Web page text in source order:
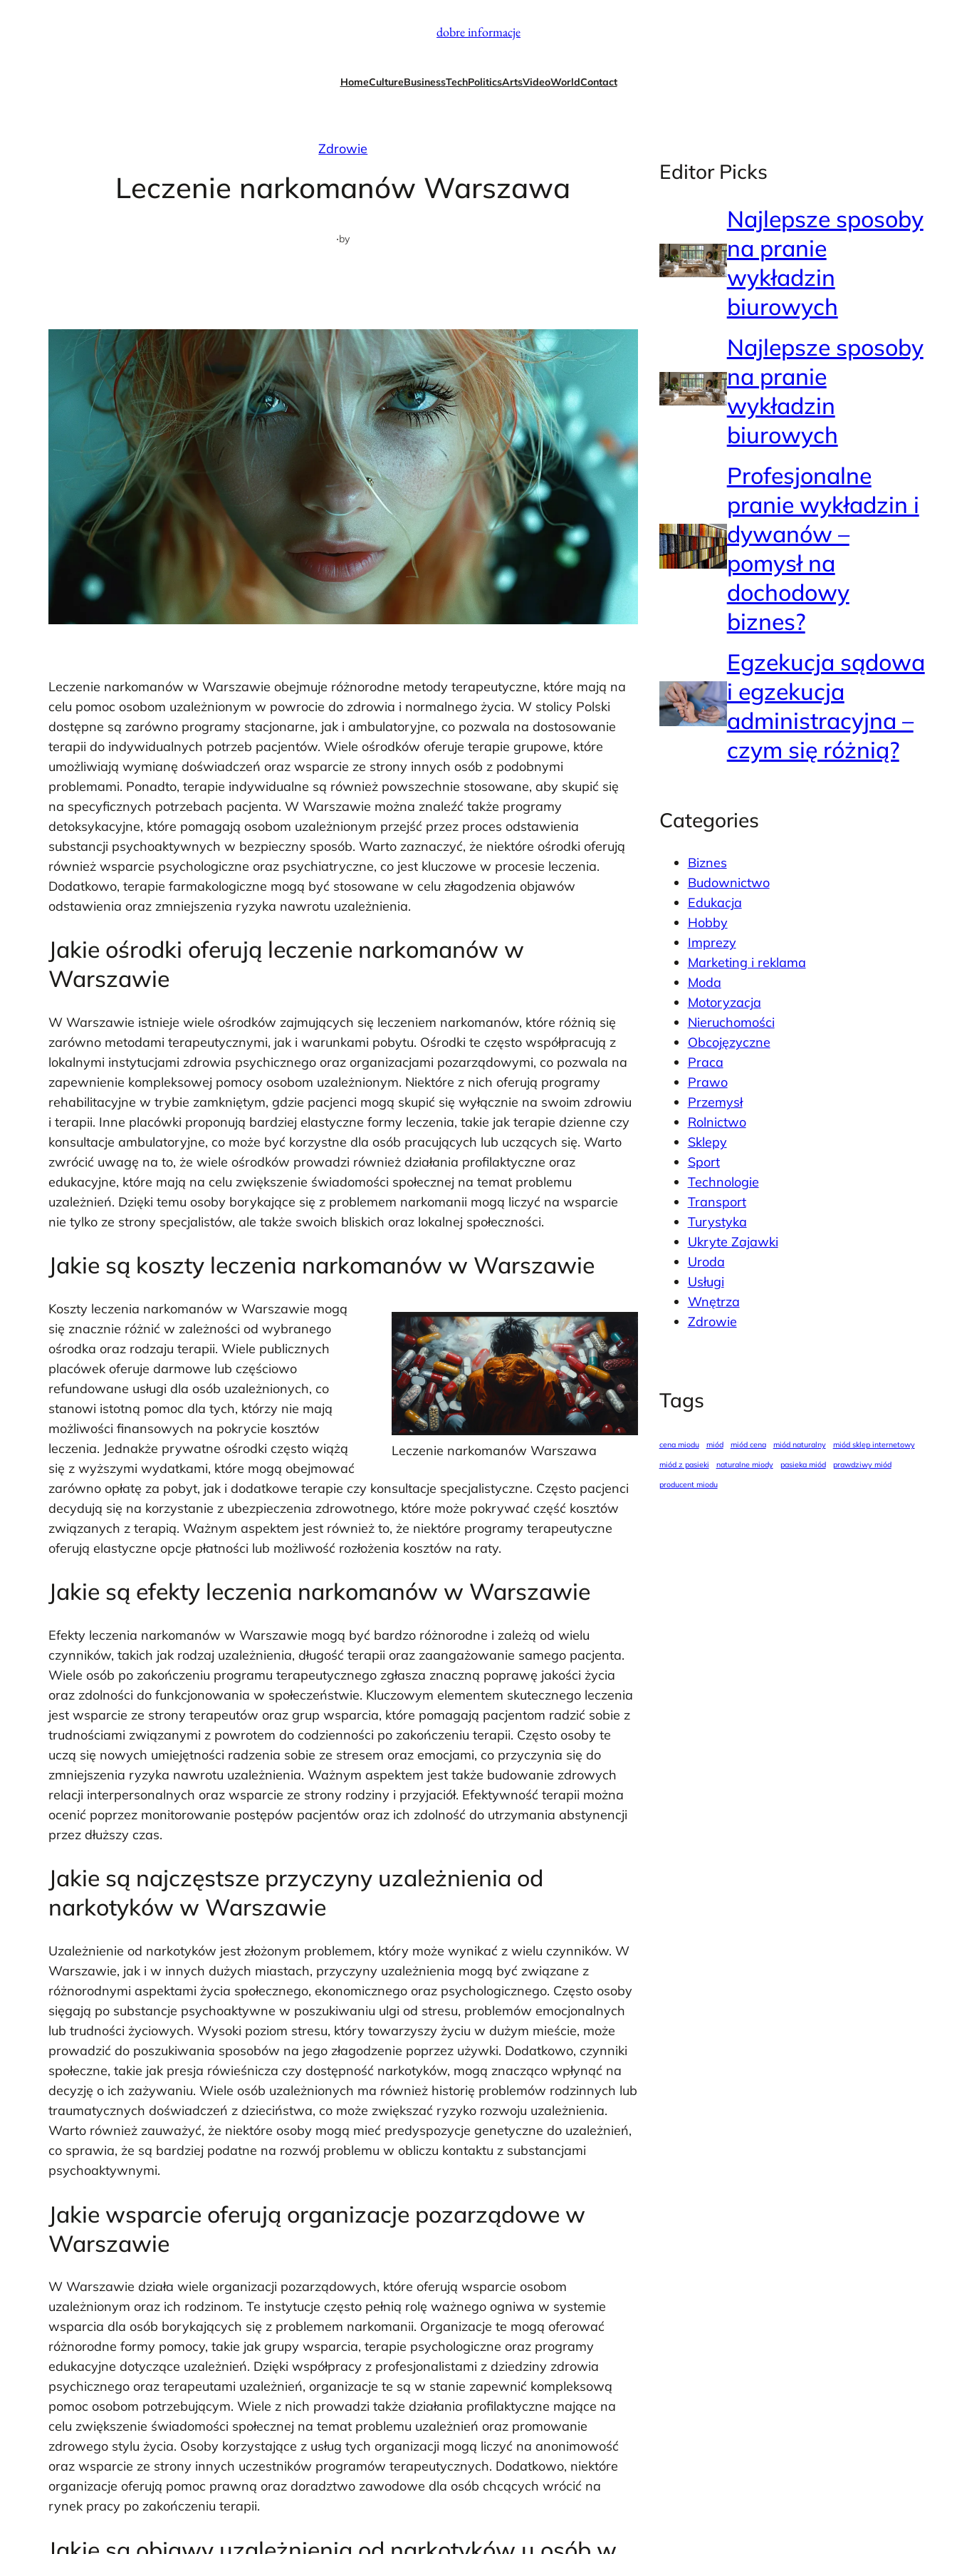
dobre informacje
HomeCultureBusinessTechPoliticsArtsVideoWorldContact
Zdrowie
Leczenie narkomanów Warszawa
·by
Leczenie narkomanów w Warszawie obejmuje różnorodne metody terapeutyczne, które mają na
celu pomoc osobom uzależnionym w powrocie do zdrowia i normalnego życia. W stolicy Polski
dostępne są zarówno programy stacjonarne, jak i ambulatoryjne, co pozwala na dostosowanie
terapii do indywidualnych potrzeb pacjentów. Wiele ośrodków oferuje terapie grupowe, które
umożliwiają wymianę doświadczeń oraz wsparcie ze strony innych osób z podobnymi
problemami. Ponadto, terapie indywidualne są również powszechnie stosowane, aby skupić się
na specyficznych potrzebach pacjenta. W Warszawie można znaleźć także programy
detoksykacyjne, które pomagają osobom uzależnionym przejść przez proces odstawienia
substancji psychoaktywnych w bezpieczny sposób. Warto zaznaczyć, że niektóre ośrodki oferują
również wsparcie psychologiczne oraz psychiatryczne, co jest kluczowe w procesie leczenia.
Dodatkowo, terapie farmakologiczne mogą być stosowane w celu złagodzenia objawów
odstawienia oraz zmniejszenia ryzyka nawrotu uzależnienia.
Jakie ośrodki oferują leczenie narkomanów w
Warszawie
W Warszawie istnieje wiele ośrodków zajmujących się leczeniem narkomanów, które różnią się
zarówno metodami terapeutycznymi, jak i warunkami pobytu. Ośrodki te często współpracują z
lokalnymi instytucjami zdrowia psychicznego oraz organizacjami pozarządowymi, co pozwala na
zapewnienie kompleksowej pomocy osobom uzależnionym. Niektóre z nich oferują programy
rehabilitacyjne w trybie zamkniętym, gdzie pacjenci mogą skupić się wyłącznie na swoim zdrowiu
i terapii. Inne placówki proponują bardziej elastyczne formy leczenia, takie jak terapie dzienne czy
konsultacje ambulatoryjne, co może być korzystne dla osób pracujących lub uczących się. Warto
zwrócić uwagę na to, że wiele ośrodków prowadzi również działania profilaktyczne oraz
edukacyjne, które mają na celu zwiększenie świadomości społecznej na temat problemu
uzależnień. Dzięki temu osoby borykające się z problemem narkomanii mogą liczyć na wsparcie
nie tylko ze strony specjalistów, ale także swoich bliskich oraz lokalnej społeczności.
Jakie są koszty leczenia narkomanów w Warszawie
Leczenie narkomanów Warszawa
Koszty leczenia narkomanów w Warszawie mogą
się znacznie różnić w zależności od wybranego
ośrodka oraz rodzaju terapii. Wiele publicznych
placówek oferuje darmowe lub częściowo
refundowane usługi dla osób uzależnionych, co
stanowi istotną pomoc dla tych, którzy nie mają
możliwości finansowych na pokrycie kosztów
leczenia. Jednakże prywatne ośrodki często wiążą
się z wyższymi wydatkami, które mogą obejmować
zarówno opłatę za pobyt, jak i dodatkowe terapie czy konsultacje specjalistyczne. Często pacjenci
decydują się na korzystanie z ubezpieczenia zdrowotnego, które może pokrywać część kosztów
związanych z terapią. Ważnym aspektem jest również to, że niektóre programy terapeutyczne
oferują elastyczne opcje płatności lub możliwość rozłożenia kosztów na raty.
Jakie są efekty leczenia narkomanów w Warszawie
Efekty leczenia narkomanów w Warszawie mogą być bardzo różnorodne i zależą od wielu
czynników, takich jak rodzaj uzależnienia, długość terapii oraz zaangażowanie samego pacjenta.
Wiele osób po zakończeniu programu terapeutycznego zgłasza znaczną poprawę jakości życia
oraz zdolności do funkcjonowania w społeczeństwie. Kluczowym elementem skutecznego leczenia
jest wsparcie ze strony terapeutów oraz grup wsparcia, które pomagają pacjentom radzić sobie z
trudnościami związanymi z powrotem do codzienności po zakończeniu terapii. Często osoby te
uczą się nowych umiejętności radzenia sobie ze stresem oraz emocjami, co przyczynia się do
zmniejszenia ryzyka nawrotu uzależnienia. Ważnym aspektem jest także budowanie zdrowych
relacji interpersonalnych oraz wsparcie ze strony rodziny i przyjaciół. Efektywność terapii można
ocenić poprzez monitorowanie postępów pacjentów oraz ich zdolność do utrzymania abstynencji
przez dłuższy czas.
Jakie są najczęstsze przyczyny uzależnienia od
narkotyków w Warszawie
Uzależnienie od narkotyków jest złożonym problemem, który może wynikać z wielu czynników. W
Warszawie, jak i w innych dużych miastach, przyczyny uzależnienia mogą być związane z
różnorodnymi aspektami życia społecznego, ekonomicznego oraz psychologicznego. Często osoby
sięgają po substancje psychoaktywne w poszukiwaniu ulgi od stresu, problemów emocjonalnych
lub trudności życiowych. Wysoki poziom stresu, który towarzyszy życiu w dużym mieście, może
prowadzić do poszukiwania sposobów na jego złagodzenie poprzez używki. Dodatkowo, czynniki
społeczne, takie jak presja rówieśnicza czy dostępność narkotyków, mogą znacząco wpłynąć na
decyzję o ich zażywaniu. Wiele osób uzależnionych ma również historię problemów rodzinnych lub
traumatycznych doświadczeń z dzieciństwa, co może zwiększać ryzyko rozwoju uzależnienia.
Warto również zauważyć, że niektóre osoby mogą mieć predyspozycje genetyczne do uzależnień,
co sprawia, że są bardziej podatne na rozwój problemu w obliczu kontaktu z substancjami
psychoaktywnymi.
Jakie wsparcie oferują organizacje pozarządowe w
Warszawie
W Warszawie działa wiele organizacji pozarządowych, które oferują wsparcie osobom
uzależnionym oraz ich rodzinom. Te instytucje często pełnią rolę ważnego ogniwa w systemie
wsparcia dla osób borykających się z problemem narkomanii. Organizacje te mogą oferować
różnorodne formy pomocy, takie jak grupy wsparcia, terapie psychologiczne oraz programy
edukacyjne dotyczące uzależnień. Dzięki współpracy z profesjonalistami z dziedziny zdrowia
psychicznego oraz terapeutami uzależnień, organizacje te są w stanie zapewnić kompleksową
pomoc osobom potrzebującym. Wiele z nich prowadzi także działania profilaktyczne mające na
celu zwiększenie świadomości społecznej na temat problemu uzależnień oraz promowanie
zdrowego stylu życia. Osoby korzystające z usług tych organizacji mogą liczyć na anonimowość
oraz wsparcie ze strony innych uczestników programów terapeutycznych. Dodatkowo, niektóre
organizacje oferują pomoc prawną oraz doradztwo zawodowe dla osób chcących wrócić na
rynek pracy po zakończeniu terapii.
Editor Picks
Najlepsze sposoby
na pranie
wykładzin
biurowych
Najlepsze sposoby
na pranie
wykładzin
biurowych
Profesjonalne
pranie wykładzin i
dywanów –
pomysł na
dochodowy
biznes?
Egzekucja sądowa
i egzekucja
administracyjna –
czym się różnią?
Categories
Biznes
Budownictwo
Edukacja
Hobby
Imprezy
Marketing i reklama
Moda
Motoryzacja
Nieruchomości
Obcojęzyczne
Praca
Prawo
Przemysł
Rolnictwo
Sklepy
Sport
Technologie
Transport
Turystyka
Ukryte Zajawki
Uroda
Usługi
Wnętrza
Zdrowie
Tags
cena miodu miód miód cena miód naturalny
miód sklep internetowy
miód z pasieki
naturalne miody pasieka miód
prawdziwy miód
producent miodu